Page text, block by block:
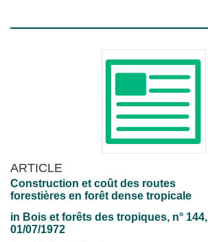
ARTICLE
Construction et coût des routes
forestières en forêt dense tropicale
in Bois et forêts des tropiques, n° 144,
01/07/1972